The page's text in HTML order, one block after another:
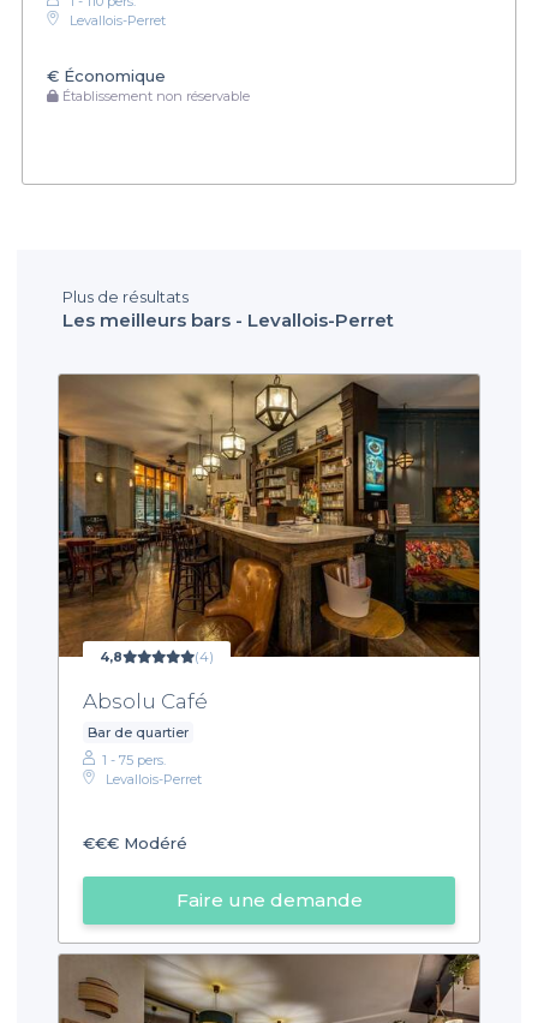
Levallois-Perret
€ Économique
Établissement non réservable
Plus de résultats
Les meilleurs bars - Levallois-Perret
4,8 (4)
Absolu Café
Bar de quartier
1 - 75 pers.
Levallois-Perret
€€€ Modéré
Faire une demande